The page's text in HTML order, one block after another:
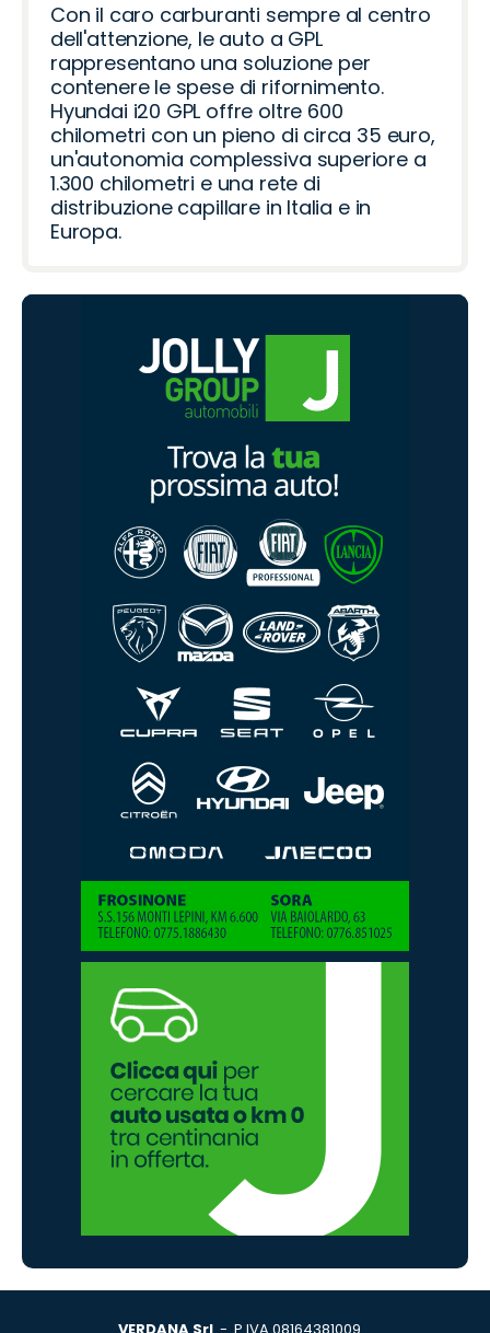
Con il caro carburanti sempre al centro
dell'attenzione, le auto a GPL
rappresentano una soluzione per
contenere le spese di rifornimento.
Hyundai i20 GPL offre oltre 600
chilometri con un pieno di circa 35 euro,
un'autonomia complessiva superiore a
1.300 chilometri e una rete di
distribuzione capillare in Italia e in
Europa.